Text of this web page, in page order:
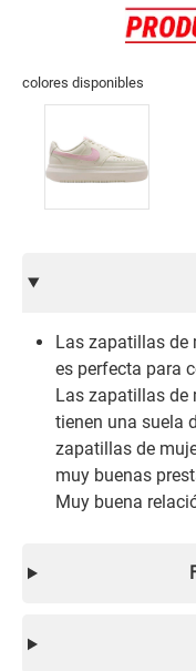
colores disponibles
Las zapatillas de
es perfecta para
Las zapatillas de
tienen una suela
zapatillas de
muy buenas
Muy buena